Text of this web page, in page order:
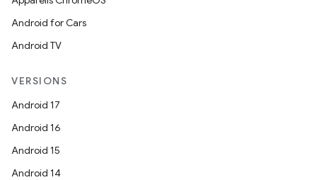
Android for Cars
Android TV
VERSIONS
Android 17
Android 16
Android 15
Android 14